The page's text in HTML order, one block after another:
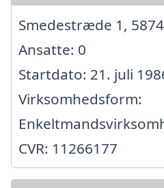
Smedestræde 1,
Ansatte: 0
Startdato: 21. juli
Virksomhedsform:
CVR: 11266177